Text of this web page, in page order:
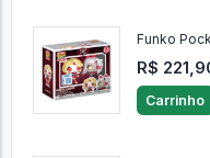
Funko
R$
Carrinho